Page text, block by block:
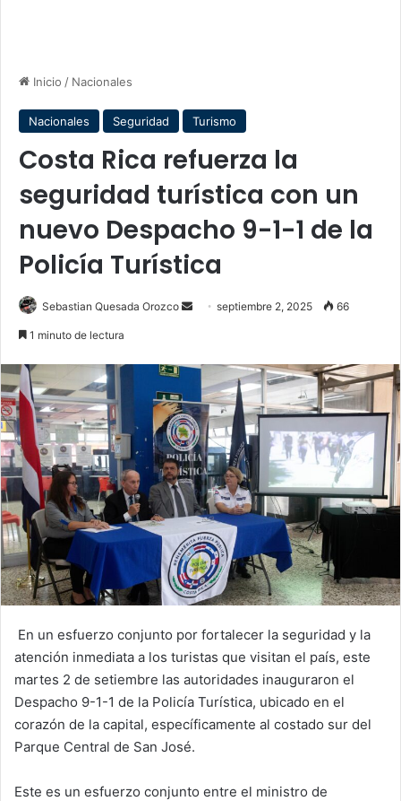
Inicio / Nacionales
Nacionales Seguridad Turismo
Costa Rica refuerza la
seguridad turística con un
nuevo Despacho 9-1-1 de la
Policía Turística
Sebastian Quesada Orozco
Sendseptiembre 2, 2025 66
1 minuto de lectura
En un esfuerzo conjunto por fortalecer la seguridad y la
atención inmediata a los turistas que visitan el país, este
martes 2 de setiembre las autoridades inauguraron el
Despacho 9-1-1 de la Policía Turística, ubicado en el
corazón de la capital, específicamente al costado sur del
Parque Central de San José.
Este es un esfuerzo conjunto entre el ministro de